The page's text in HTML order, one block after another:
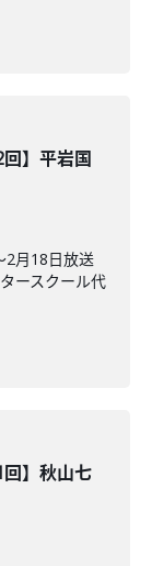
】平岩国
2月18日放送
ースクール代
】秋山七